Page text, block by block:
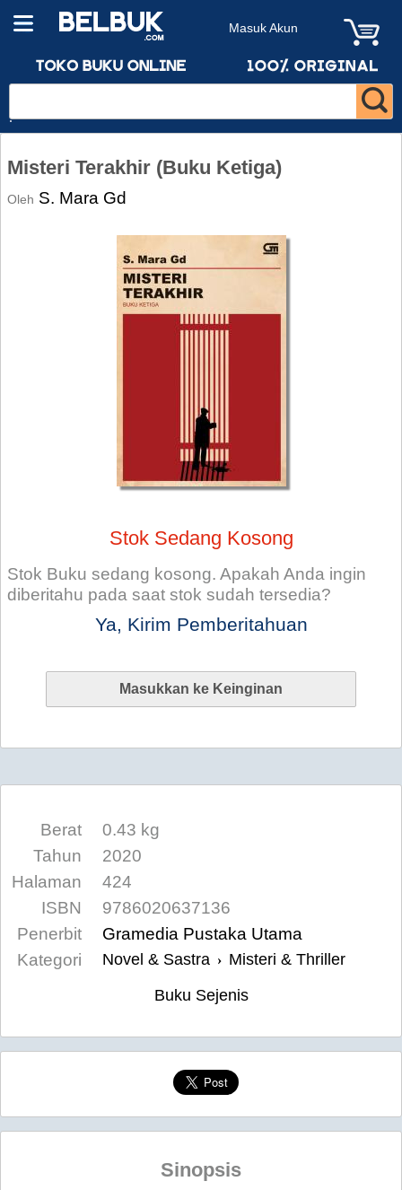
Masuk Akun
Misteri Terakhir (Buku Ketiga)
Oleh S. Mara Gd
Stok Sedang Kosong
Stok Buku sedang kosong. Apakah Anda ingin
diberitahu pada saat stok sudah tersedia?
Ya, Kirim Pemberitahuan
Berat
0.43 kg
Tahun
2020
Halaman
424
ISBN
9786020637136
Penerbit
Gramedia Pustaka Utama
Kategori
Novel & Sastra › Misteri & Thriller
Buku Sejenis
Sinopsis